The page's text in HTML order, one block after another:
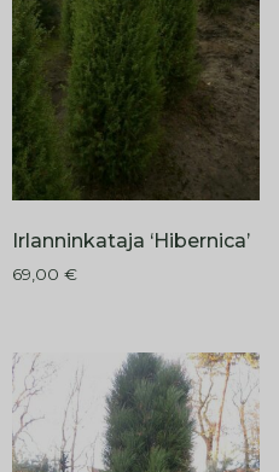
Irlanninkataja ‘Hibernica’
69,00 €